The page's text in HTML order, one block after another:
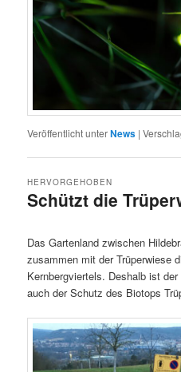
Veröffentlicht unterNews |
Schützt die
HERVORGEHOBEN
Das Gartenland zwischen
zusammen mit der Trüperwiese
Kernbergviertels. Deshalb ist
auch der Schutz des Biotops